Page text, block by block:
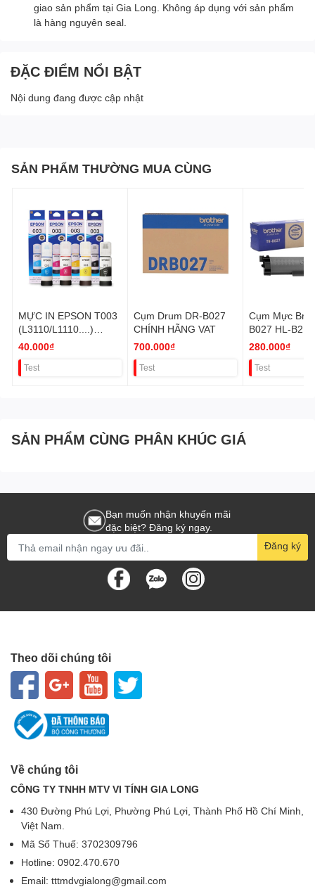
giao sản phẩm tại Gia Long. Không áp dụng với sản phẩm
là hàng nguyên seal.
ĐẶC ĐIỂM NỔI BẬT
Nội dung đang được cập nhật
SẢN PHẨM THƯỜNG MUA CÙNG
MỰC IN EPSON T003
(L3110/L1110....)
THƯƠNG THIỆU
40.000₫
Test
Cụm Drum DR-B027
CHÍNH HÃNG VAT
700.000₫
Test
Cụm Mực
B027 HL-
Chính hãng
280.000₫
Test
SẢN PHẨM CÙNG PHÂN KHÚC GIÁ
Bạn muốn nhận khuyến mãi
đặc biệt? Đăng ký ngay.
Đăng ký
Theo dõi chúng tôi
Về chúng tôi
CÔNG TY TNHH MTV VI TÍNH GIA LONG
430 Đường Phú Lợi, Phường Phú Lợi, Thành Phố Hồ Chí Minh,
Việt Nam.
Mã Số Thuế: 3702309796
Hotline: 0902.470.670
Email: tttmdvgialong@gmail.com